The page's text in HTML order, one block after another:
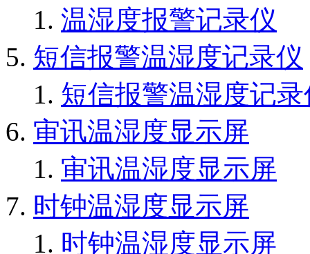
温湿度报警记录仪
短信报警温湿度记录仪
短信报警温湿度记录
审讯温湿度显示屏
审讯温湿度显示屏
时钟温湿度显示屏
时钟温湿度显示屏